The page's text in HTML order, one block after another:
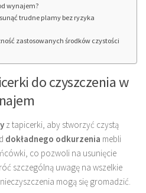
wynajem?
trudne plamy bez ryzyka
zastosowanych środków czystości
do czyszczenia w
z tapicerki, aby stworzyć czystą
dokładnego odkurzenia mebli
co pozwoli na usunięcie
szczególną uwagę na wszelkie
mogą się gromadzić.